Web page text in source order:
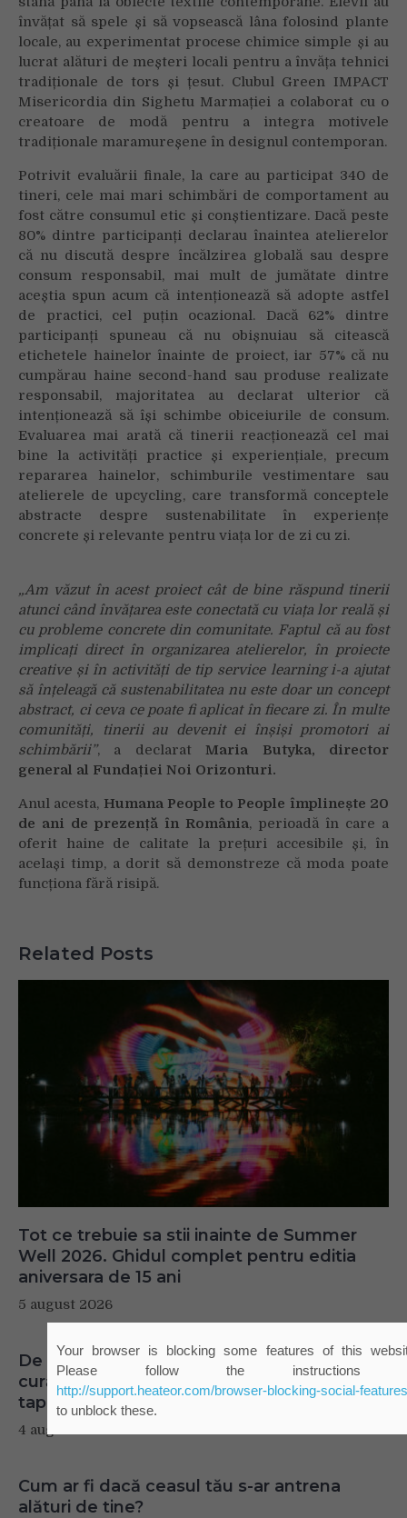
învățat să spele și să vopsească lâna folosind plante
locale, au experimentat procese chimice simple și au
lucrat alături de meșteri locali pentru a învăța tehnici
tradiționale de tors și țesut. Clubul Green IMPACT
Misericordia din Sighetu Marmației a colaborat cu o
creatoare de modă pentru a integra motivele
tradiționale maramureșene în designul contemporan.
Potrivit evaluării finale, la care au participat 340 de
tineri, cele mai mari schimbări de comportament au
fost către consumul etic și conștientizare. Dacă peste
80% dintre participanți declarau înaintea atelierelor
că nu discută despre încălzirea globală sau despre
consum responsabil, mai mult de jumătate dintre
aceștia spun acum că intenționează să adopte astfel
de practici, cel puțin ocazional. Dacă 62% dintre
participanți spuneau că nu obișnuiau să citească
etichetele hainelor înainte de proiect, iar 57% că nu
cumpărau haine second-hand sau produse realizate
responsabil, majoritatea au declarat ulterior că
intenționează să își schimbe obiceiurile de consum.
Evaluarea mai arată că tinerii reacționează cel mai
bine la activități practice și experiențiale, precum
repararea hainelor, schimburile vestimentare sau
atelierele de upcycling, care transformă conceptele
abstracte despre sustenabilitate în experiențe
concrete și relevante pentru viața lor de zi cu zi.
„Am văzut în acest proiect cât de bine răspund tinerii
atunci când învățarea este conectată cu viața lor reală și
cu probleme concrete din comunitate. Faptul că au fost
implicați direct în organizarea atelierelor, în proiecte
creative și în activități de tip service learning i-a ajutat
să înțeleagă că sustenabilitatea nu este doar un concept
abstract, ci ceva ce poate fi aplicat în fiecare zi. În multe
comunități, tinerii au devenit ei înșiși promotori ai
schimbării”, a declaratMaria Butyka, director
general al Fundației Noi Orizonturi.
Anul acesta, Humana People to People împlinește 20
de ani de prezență în România, perioadă în care a
oferit haine de calitate la prețuri accesibile și, în
același timp, a dorit să demonstreze că moda poate
funcționa fără risipă.
Related Posts
Tot ce trebuie sa stii inainte de Summer
Well 2026. Ghidul complet pentru editia
aniversara de 15 ani
5 august 2026
De ce reapar mirosurile din canapea după
curățare? Ce se întâmplă, de fapt, în
tapițerie
4 august 2026
Cum ar fi dacă ceasul tău s-ar antrena
alături de tine?
Your browser is blocking some features of this
website. Please follow the instructions at
http://support.heateor.com/browser-blocking-social-
features/to unblock these.